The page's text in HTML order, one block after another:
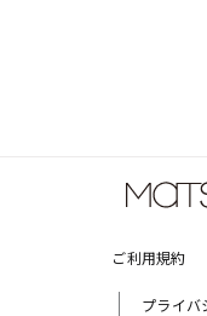
ご利用規約
プライバ